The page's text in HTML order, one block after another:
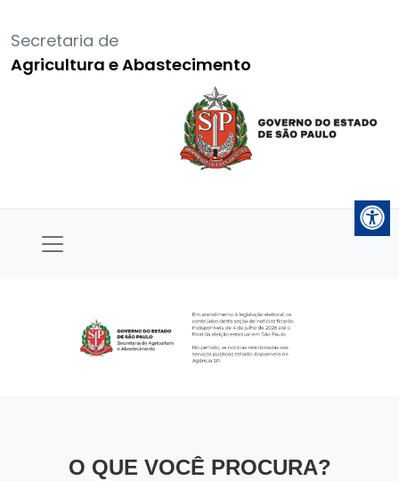
Secretaria de
Agricultura e Abastecimento
O QUE VOCÊ PROCURA?